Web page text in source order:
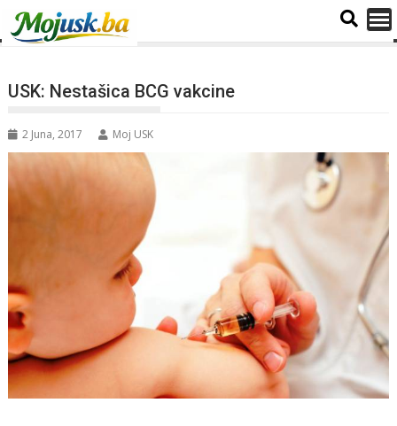
USK: Nestašica BCG vakcine
2 Juna, 2017 Moj USK